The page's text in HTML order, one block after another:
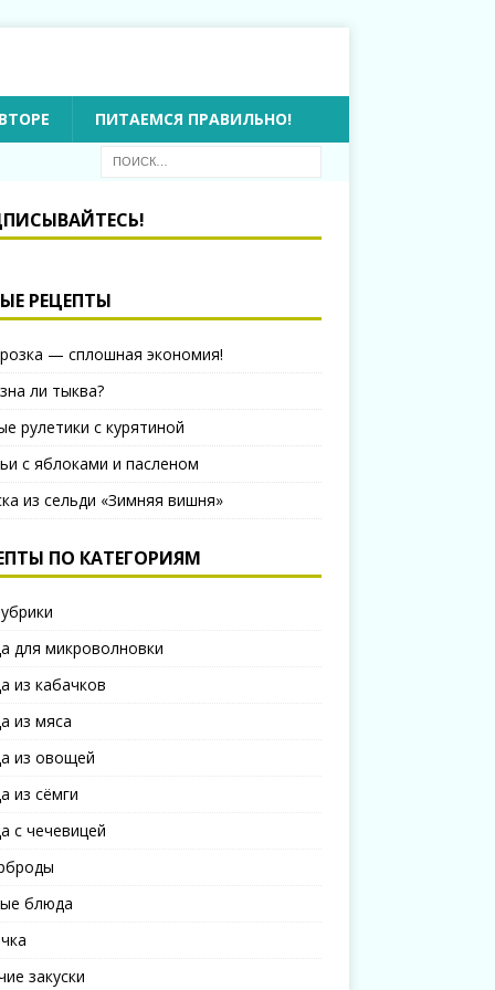
ПИТАЕМСЯ ПРАВИЛЬНО!
РЕЦЕПТЫ
— сплошная экономия!
ли тыква?
рулетики с курятиной
с яблоками и пасленом
из сельди «Зимняя вишня»
ПО КАТЕГОРИЯМ
для микроволновки
из кабачков
из мяса
из овощей
из сёмги
с чечевицей
блюда
закуски